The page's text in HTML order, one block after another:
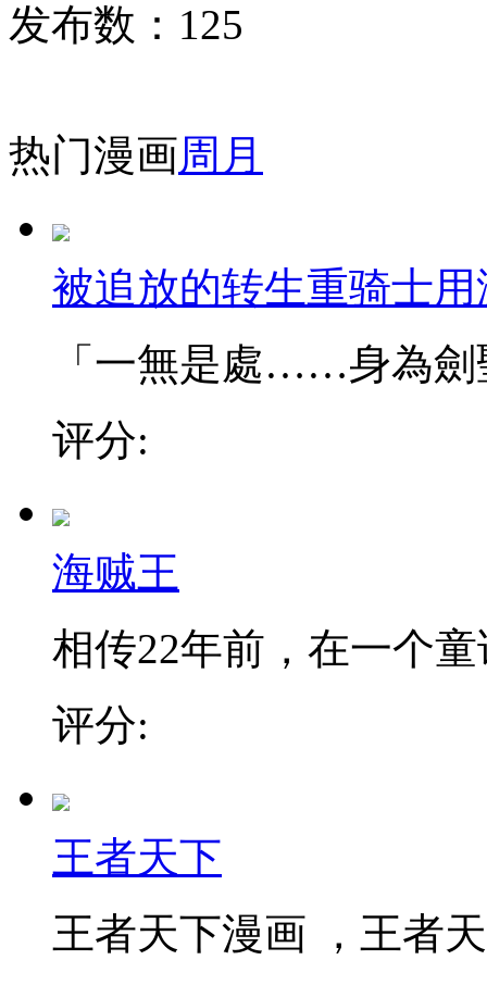
发布数： 125
热门漫画周 月
被追放的转生重骑士
「一無是處……身為劍
评分:
海贼王
相传22年前，在一个
评分:
王者天下
王者天下漫画 ，王者